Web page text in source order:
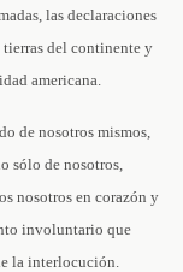
las declaraciones
del continente y
americana.
de nosotros mismos,
sólo de nosotros,
nosotros en corazón y
involuntario que
la interlocución.